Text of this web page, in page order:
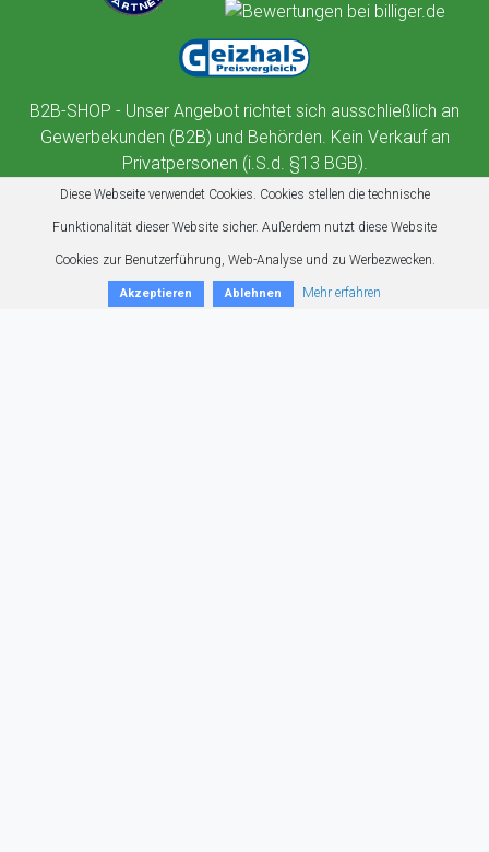
B2B-SHOP - Unser Angebot richtet sich ausschließlich an
Gewerbekunden (B2B) und Behörden. Kein Verkauf an
Privatpersonen (i.S.d. §13 BGB).
Diese Webseite verwendet Cookies. Cookies stellen die technische
Funktionalität dieser Website sicher. Außerdem nutzt diese Website
Cookies zur Benutzerführung, Web-Analyse und zu Werbezwecken.
Akzeptieren Ablehnen Mehr erfahren